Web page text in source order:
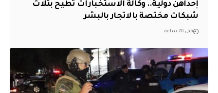
إحداهن دولية.. وكالة الاستخبارات تطيح بثلاث
شبكات مختصة بالاتجار بالبشر
قبل 20 ساعة